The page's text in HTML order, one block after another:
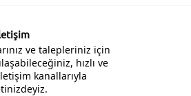
ve talepleriniz için
hızlı ve
kanallarıyla